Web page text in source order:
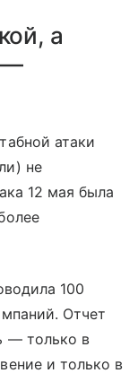
а
—
атаки
не
12 мая была
100
Отчет
— только в
и только в